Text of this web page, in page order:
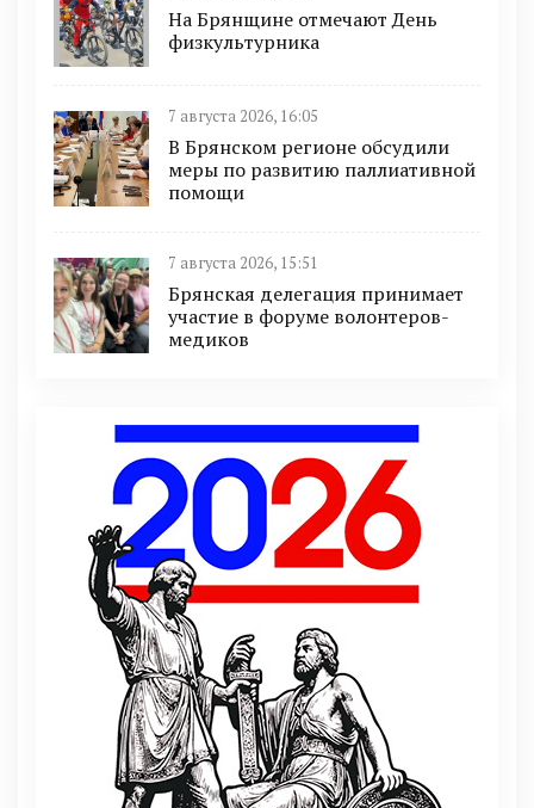
На Брянщине отмечают День
физкультурника
7 августа 2026, 16:05
В Брянском регионе обсудили
меры по развитию паллиативной
помощи
7 августа 2026, 15:51
Брянская делегация принимает
участие в форуме волонтеров-
медиков